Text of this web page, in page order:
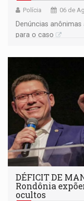
Polícia 06 de
Denúncias
para o caso
DÉFICIT DE
Rondônia
ocultos